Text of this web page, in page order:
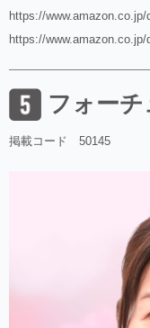
https://
https://www.amazon.co.jp/
フォー
掲載コード 50145